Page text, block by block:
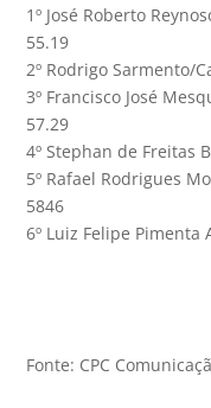
1º José Roberto
55.19
2º Rodrigo Sarmento/
3º Francisco José
57.29
4º Stephan de Freitas
5º Rafael Rodrigues
5846
6º Luiz Felipe Pimenta
Fonte: CPC